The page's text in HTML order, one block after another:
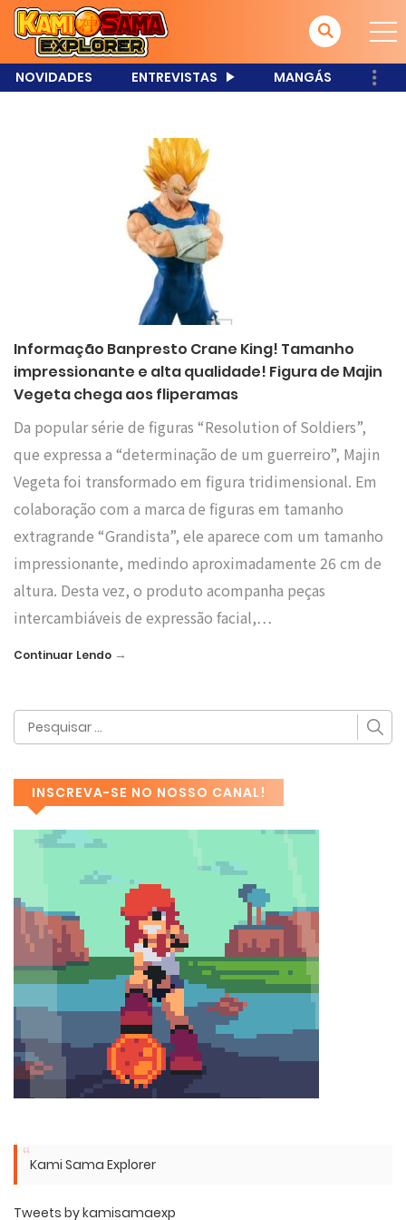
NOVIDADES ENTREVISTAS MANGÁS
Informação Banpresto Crane King! Tamanho
impressionante e alta qualidade! Figura de Majin
Vegeta chega aos fliperamas
Da popular série de figuras “Resolution of Soldiers”,
que expressa a “determinação de um guerreiro”, Majin
Vegeta foi transformado em figura tridimensional. Em
colaboração com a marca de figuras em tamanho
extragrande “Grandista”, ele aparece com um tamanho
impressionante, medindo aproximadamente 26 cm de
altura. Desta vez, o produto acompanha peças
intercambiáveis de expressão facial,…
Continuar Lendo →
INSCREVA-SE NO NOSSO CANAL!
Kami Sama Explorer
Tweets by kamisamaexp